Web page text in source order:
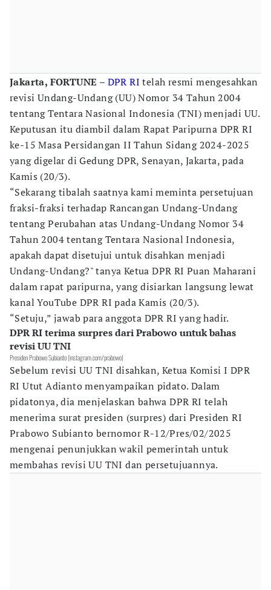
Jakarta, FORTUNE – DPR RI telah resmi mengesahkan
revisi Undang-Undang (UU) Nomor 34 Tahun 2004
tentang Tentara Nasional Indonesia (TNI) menjadi UU.
Keputusan itu diambil dalam Rapat Paripurna DPR RI
ke-15 Masa Persidangan II Tahun Sidang 2024-2025
yang digelar di Gedung DPR, Senayan, Jakarta, pada
Kamis (20/3).
“Sekarang tibalah saatnya kami meminta persetujuan
fraksi-fraksi terhadap Rancangan Undang-Undang
tentang Perubahan atas Undang-Undang Nomor 34
Tahun 2004 tentang Tentara Nasional Indonesia,
apakah dapat disetujui untuk disahkan menjadi
Undang-Undang?" tanya Ketua DPR RI Puan Maharani
dalam rapat paripurna, yang disiarkan langsung lewat
kanal YouTube DPR RI pada Kamis (20/3).
“Setuju,” jawab para anggota DPR RI yang hadir.
DPR RI terima surpres dari Prabowo untuk bahas
revisi UU TNI
Presiden Prabowo Subianto (instagram.com/prabowo)
Sebelum revisi UU TNI disahkan, Ketua Komisi I DPR
RI Utut Adianto menyampaikan pidato. Dalam
pidatonya, dia menjelaskan bahwa DPR RI telah
menerima surat presiden (surpres) dari Presiden RI
Prabowo Subianto bernomor R-12/Pres/02/2025
mengenai penunjukkan wakil pemerintah untuk
membahas revisi UU TNI dan persetujuannya.